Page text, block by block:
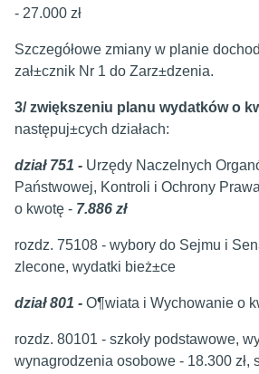
- 27.000 zł
Szczegółowe zmiany w planie
zał±cznik Nr 1 do Zarz±dzenia.
3/ zwiększeniu planu wydatków o
następuj±cych działach:
dział 751 - Urzędy Naczelnych
Państwowej, Kontroli i Ochrony
o kwotę - 7.886 zł
rozdz. 75108 - wybory do Sejmu i
zlecone, wydatki bież±ce
dział 801 - O¶wiata i Wychowanie o
rozdz. 80101 - szkoły podstawowe,
wynagrodzenia osobowe - 18.300 zł,